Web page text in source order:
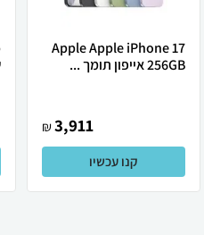
Apple Apple iPhone 17
256GB אייפון תומך ...
3,911
₪
קנו עכשיו